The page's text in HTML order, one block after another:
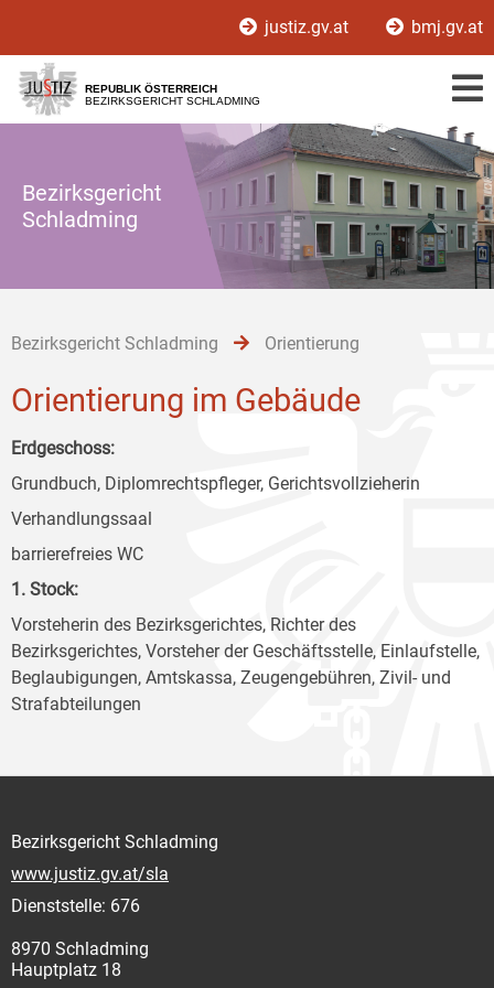
[1]
[2]
[3]
justiz.gv.at bmj.gv.at
REPUBLIK ÖSTERREICH
BEZIRKSGERICHT SCHLADMING
Bezirksgericht
Schladming
Bezirksgericht Schladming Orientierung
Orientierung im Gebäude
Erdgeschoss:
Grundbuch, Diplomrechtspfleger, Gerichtsvollzieherin
Verhandlungssaal
barrierefreies WC
1. Stock:
Vorsteherin des Bezirksgerichtes, Richter des
Bezirksgerichtes, Vorsteher der Geschäftsstelle, Einlaufstelle,
Beglaubigungen, Amtskassa, Zeugengebühren, Zivil- und
Strafabteilungen
Bezirksgericht Schladming
www.justiz.gv.at/sla
Dienststelle: 676
8970 Schladming
Hauptplatz 18